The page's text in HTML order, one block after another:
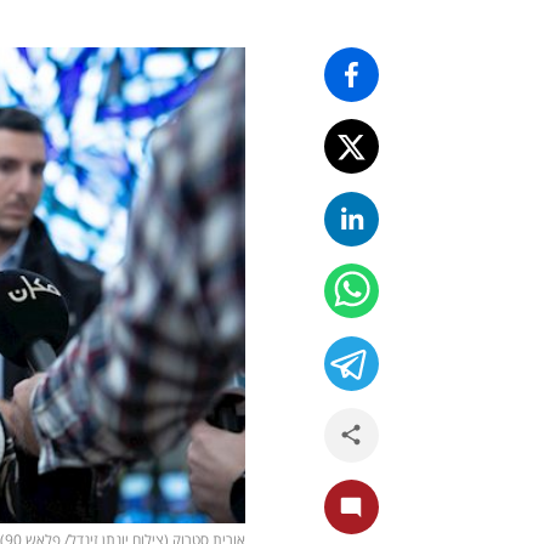
אורית סטרוק (צילום יונתן זינדל/ פלאש 90)